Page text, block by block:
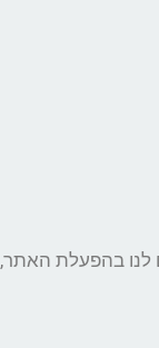
לנו בהפעלת האתר,